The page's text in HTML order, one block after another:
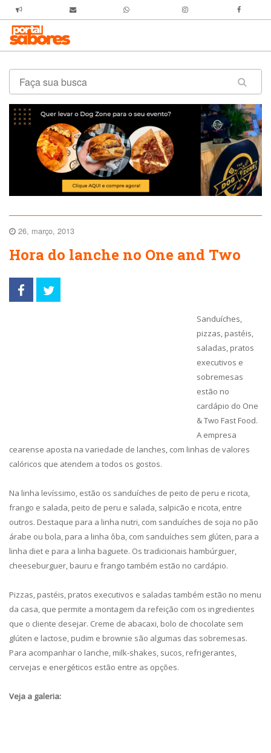
26, março, 2013
Hora do lanche no One and Two
Sanduíches,
pizzas, pastéis,
saladas, pratos
executivos e
sobremesas
estão no
cardápio do One
& Two Fast Food.
A empresa
cearense aposta na variedade de lanches, com linhas de valores
calóricos que atendem a todos os gostos.
Na linha levíssimo, estão os sanduíches de peito de peru e ricota,
frango e salada, peito de peru e salada, salpicão e ricota, entre
outros. Destaque para a linha nutri, com sanduíches de soja no pão
árabe ou bola, para a linha ôba, com sanduíches sem glúten, para a
linha diet e para a linha baguete. Os tradicionais hambúrguer,
cheeseburguer, bauru e frango também estão no cardápio.
Pizzas, pastéis, pratos executivos e saladas também estão no menu
da casa, que permite a montagem da refeição com os ingredientes
que o cliente desejar. Creme de abacaxi, bolo de chocolate sem
glúten e lactose, pudim e brownie são algumas das sobremesas.
Para acompanhar o lanche, milk-shakes, sucos, refrigerantes,
cervejas e energéticos estão entre as opções.
Veja a galeria: